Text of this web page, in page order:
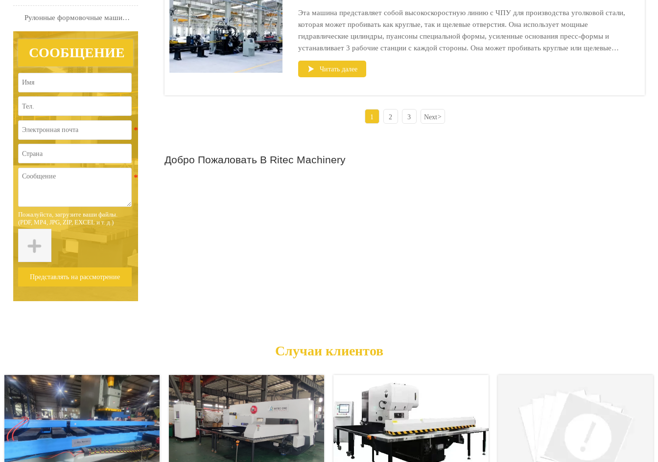
Рулонные формовочные машины на заказ
СООБЩЕНИЕ
Пожалуйста, загрузите ваши файлы.
(PDF, MP4, JPG, ZIP, EXCEL и т. д.)
Представлять на рассмотрение
Эта машина представляет собой высокоскоростную линию с ЧПУ для производства уголковой стали,
которая может пробивать как круглые, так и щелевые отверстия. Она использует мощные
гидравлические цилиндры, пуансоны специальной формы, усиленные основания пресс-формы и
устанавливает 3 рабочие станции с каждой стороны. Она может пробивать круглые или щелевые
отверстия для уголковой стали шириной 40-150 (мм) и длиной 6 м.
 Читать далее
1 2 3 Next>
Добро Пожаловать В Ritec Machinery
Случаи клиентов